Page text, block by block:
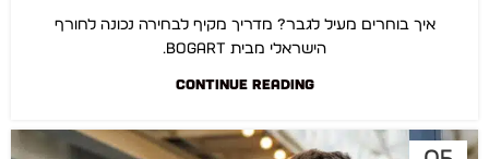
איך בוחרים מעיל לגבר? מדריך מקיף לבחירה נכונה לחורף
הישראלי מבית BOGART.
CONTINUE READING